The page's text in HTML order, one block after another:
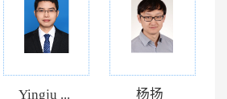
Yingju ... 杨扬